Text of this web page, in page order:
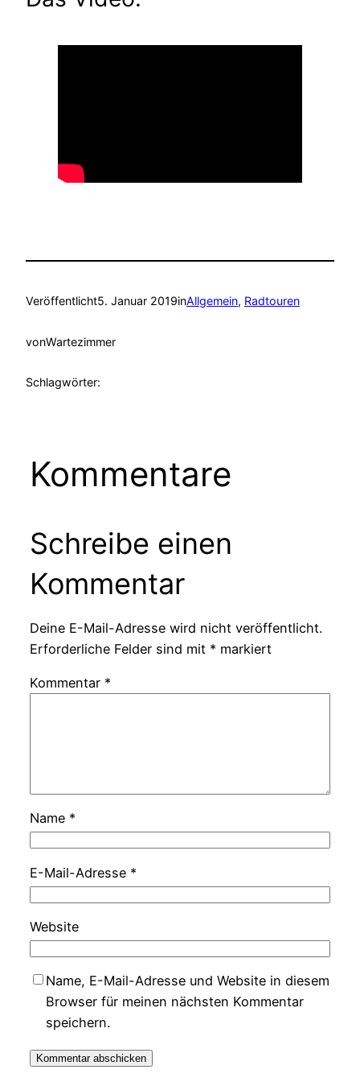
Veröffentlicht5. Januar 2019inAllgemein, Radtouren
vonWartezimmer
Schlagwörter:
Kommentare
Schreibe einen
Kommentar
Deine E-Mail-Adresse wird nicht veröffentlicht.
Erforderliche Felder sind mit * markiert
Kommentar *
Name *
E-Mail-Adresse *
Website
Name, E-Mail-Adresse und Website in diesem
Browser für meinen nächsten Kommentar
speichern.